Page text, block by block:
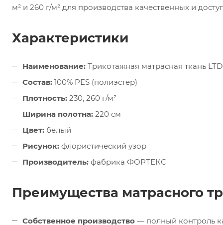
м² и 260 г/м² для производства качественных и
Характеристики
Наименование: Трикотажная матрасная ткань
Состав: 100% PES (полиэстер)
Плотность: 230, 260 г/м²
Ширина полотна: 220 см
Цвет: белый
Рисунок: флористический узор
Производитель: фабрика ФОРТЕКС
Преимущества матрасного
Собственное производство — полный контроль